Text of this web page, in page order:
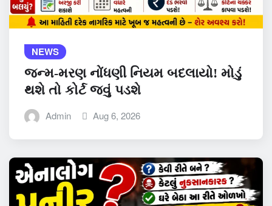
NEWS
જન્મ-મરણ નોંધણી નિયમ બદલાયો! મોડું
થશે તો કોર્ટ જવું પડશે
Admin Aug 6, 2026